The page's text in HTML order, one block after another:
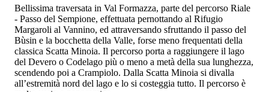
Bellissima traversata in Val Formazza, parte del percorso Riale
- Passo del Sempione, effettuata pernottando al Rifugio
Margaroli al Vannino, ed attraversando sfruttando il passo del
Bùsin e la bocchetta della Valle, forse meno frequentati della
classica Scatta Minoia. Il percorso porta a raggiungere il lago
del Devero o Codelago più o meno a metà della sua lunghezza,
scendendo poi a Crampiolo. Dalla Scatta Minoia si divalla
all’estremità nord del lago e lo si costeggia tutto. Il percorso è